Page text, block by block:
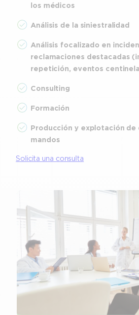
los médicos
Análisis de la siniestralidad
Análisis focalizado en
reclamaciones destacadas
repetición, eventos
Consulting
Formación
Producción y explotación de
mandos
Solicita una consulta